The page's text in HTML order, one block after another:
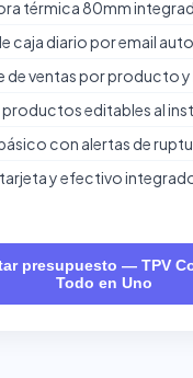
térmica 80mm
caja diario por email
de ventas por producto
editables al
con alertas de
tarjeta y efectivo
presupuesto — TPV
Todo en Uno